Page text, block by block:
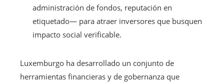
administración de fondos, reputación en
etiquetado— para atraer inversores que busquen
impacto social verificable.
Luxemburgo ha desarrollado un conjunto de
herramientas financieras y de gobernanza que